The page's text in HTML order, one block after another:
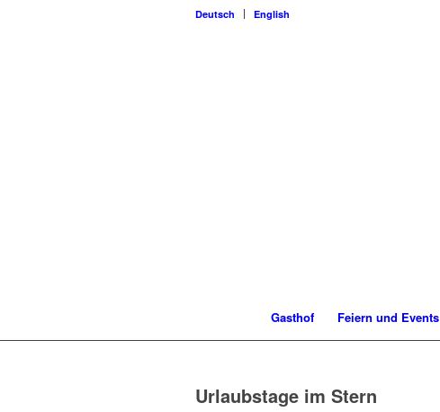
Deutsch English
Gasthof Feiern und Events
Urlaubstage im Stern